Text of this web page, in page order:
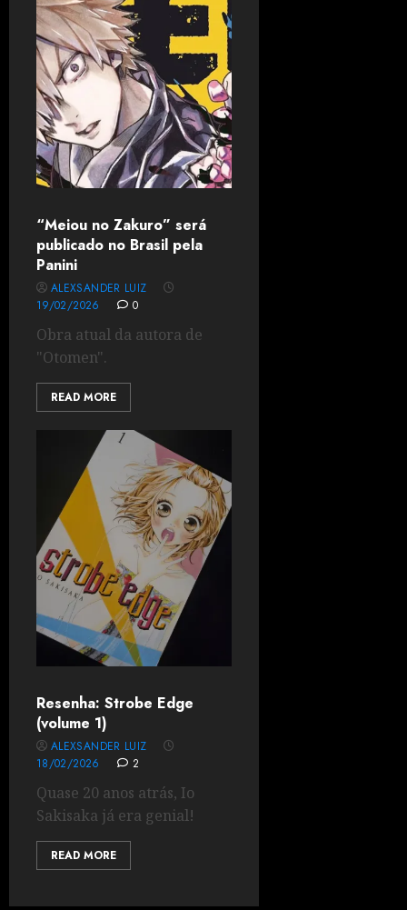
“Meiou no Zakuro” será
publicado no Brasil pela
Panini
ALEXSANDER LUIZ
19/02/2026
0
Obra atual da autora de
"Otomen".
READ MORE
Resenha: Strobe Edge
(volume 1)
ALEXSANDER LUIZ
18/02/2026
2
Quase 20 anos atrás, Io
Sakisaka já era genial!
READ MORE